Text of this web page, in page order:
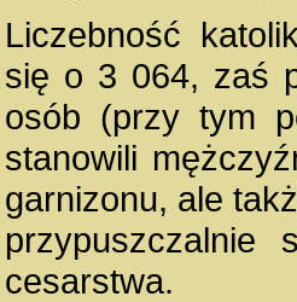
Liczebność
się o 3 064, zaś
osób (przy tym
stanowili
garnizonu, ale
przypuszczalnie
cesarstwa.